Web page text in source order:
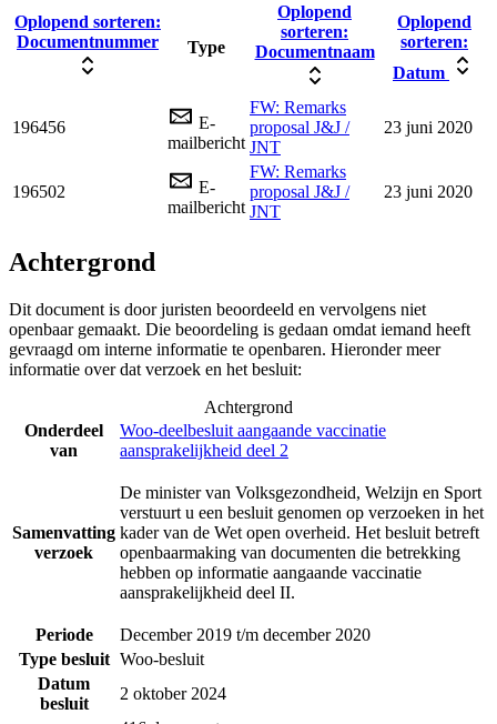
Oplopend sorteren:
Documentnummer
Type
Oplopend
sorteren:
Documentnaam
Oplopend
sorteren:
Datum
196456
E-
mailbericht
FW: Remarks
proposal J&J /
JNT
23 juni 2020
196502
E-
mailbericht
FW: Remarks
proposal J&J /
JNT
23 juni 2020
Achtergrond
Dit document is door juristen beoordeeld en vervolgens niet
openbaar gemaakt. Die beoordeling is gedaan omdat iemand heeft
gevraagd om interne informatie te openbaren. Hieronder meer
informatie over dat verzoek en het besluit:
Achtergrond
Onderdeel
van
Woo-deelbesluit aangaande vaccinatie
aansprakelijkheid deel 2
Samenvatting
verzoek
De minister van Volksgezondheid, Welzijn en Sport
verstuurt u een besluit genomen op verzoeken in het
kader van de Wet open overheid. Het besluit betreft
openbaarmaking van documenten die betrekking
hebben op informatie aangaande vaccinatie
aansprakelijkheid deel II.
Periode
December 2019 t/m december 2020
Type besluit Woo-besluit
Datum
besluit
2 oktober 2024